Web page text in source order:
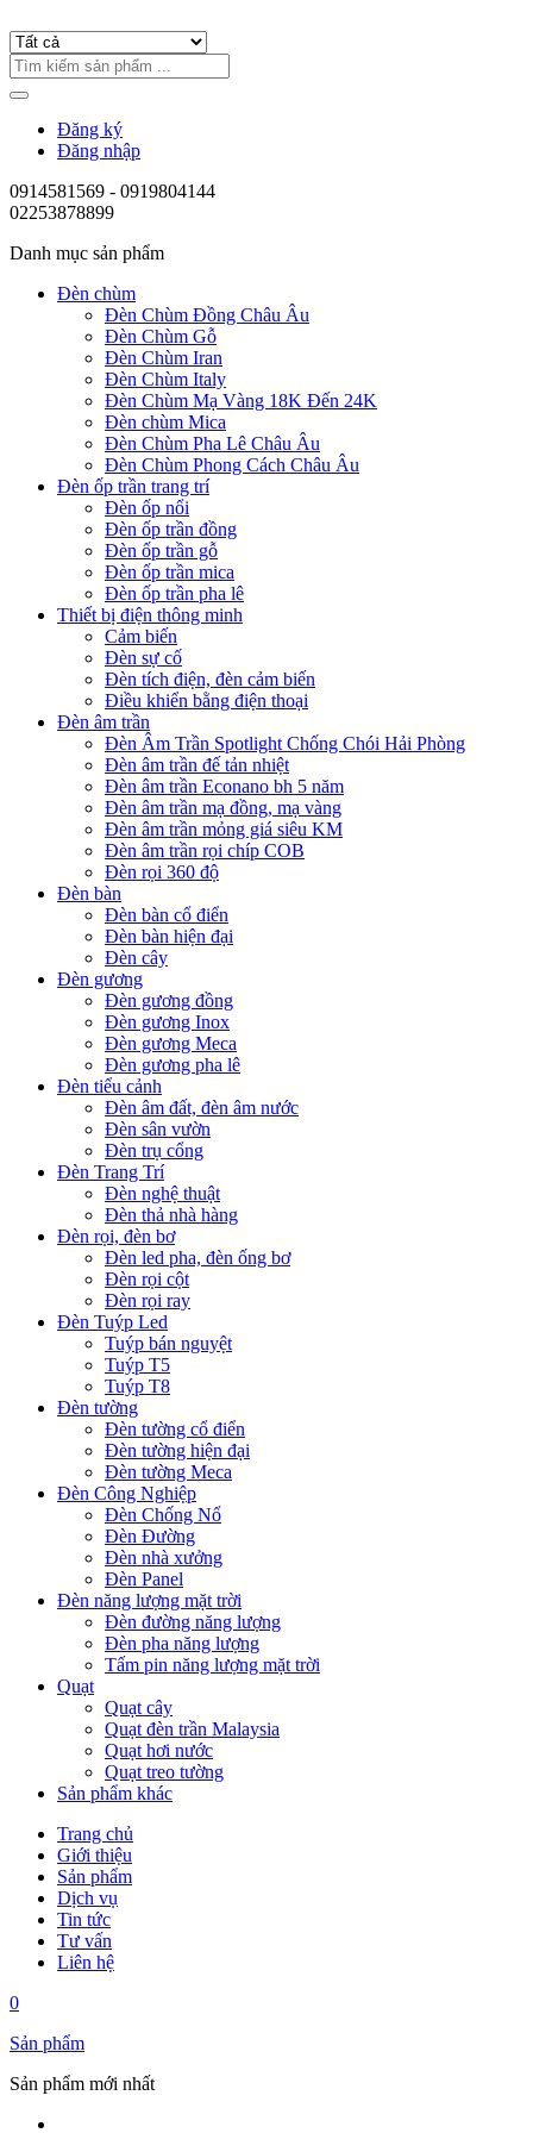
Đăng ký
Đăng nhập
0914581569 - 0919804144
02253878899
Danh mục sản phẩm
Đèn chùm
Đèn Chùm Đồng Châu Âu
Đèn Chùm Gỗ
Đèn Chùm Iran
Đèn Chùm Italy
Đèn Chùm Mạ Vàng 18K Đến 24K
Đèn chùm Mica
Đèn Chùm Pha Lê Châu Âu
Đèn Chùm Phong Cách Châu Âu
Đèn ốp trần trang trí
Đèn ốp nổi
Đèn ốp trần đồng
Đèn ốp trần gỗ
Đèn ốp trần mica
Đèn ốp trần pha lê
Thiết bị điện thông minh
Cảm biến
Đèn sự cố
Đèn tích điện, đèn cảm biến
Điều khiển bằng điện thoại
Đèn âm trần
Đèn Âm Trần Spotlight Chống Chói Hải Phòng
Đèn âm trần đế tản nhiệt
Đèn âm trần Econano bh 5 năm
Đèn âm trần mạ đồng, mạ vàng
Đèn âm trần mỏng giá siêu KM
Đèn âm trần rọi chíp COB
Đèn rọi 360 độ
Đèn bàn
Đèn bàn cổ điển
Đèn bàn hiện đại
Đèn cây
Đèn gương
Đèn gương đồng
Đèn gương Inox
Đèn gương Meca
Đèn gương pha lê
Đèn tiểu cảnh
Đèn âm đất, đèn âm nước
Đèn sân vườn
Đèn trụ cổng
Đèn Trang Trí
Đèn nghệ thuật
Đèn thả nhà hàng
Đèn rọi, đèn bơ
Đèn led pha, đèn ống bơ
Đèn rọi cột
Đèn rọi ray
Đèn Tuýp Led
Tuýp bán nguyệt
Tuýp T5
Tuýp T8
Đèn tường
Đèn tường cổ điển
Đèn tường hiện đại
Đèn tường Meca
Đèn Công Nghiệp
Đèn Chống Nổ
Đèn Đường
Đèn nhà xưởng
Đèn Panel
Đèn năng lượng mặt trời
Đèn đường năng lượng
Đèn pha năng lượng
Tấm pin năng lượng mặt trời
Quạt
Quạt cây
Quạt đèn trần Malaysia
Quạt hơi nước
Quạt treo tường
Sản phẩm khác
Trang chủ
Giới thiệu
Sản phẩm
Dịch vụ
Tin tức
Tư vấn
Liên hệ
0
Sản phẩm
Sản phẩm mới nhất